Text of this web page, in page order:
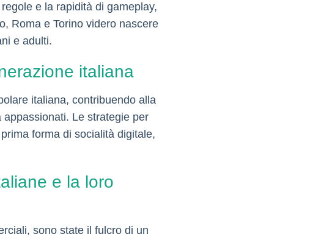
e la rapidità di gameplay,
Roma e Torino videro nascere
e adulti.
italiana
italiana, contribuendo alla
Le strategie per
forma di socialità digitale,
e la loro
sono state il fulcro di un